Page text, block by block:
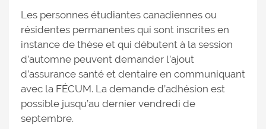
Les personnes étudiantes canadiennes ou
résidentes permanentes qui sont inscrites en
instance de thèse et qui débutent à la session
d’automne peuvent demander l’ajout
d’assurance santé et dentaire en communiquant
avec la FÉCUM. La demande d’adhésion est
possible jusqu’au dernier vendredi de
septembre.